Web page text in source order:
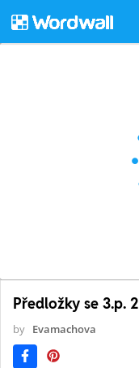
Předložky se 3.p. 2
by Evamachova